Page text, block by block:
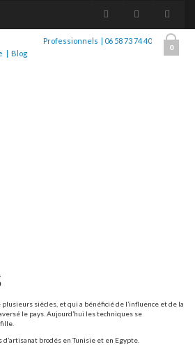
0
| Blog
Professionnels | 06 58 73 74 40
siècles, et qui a bénéficié de l’influence et de la
le pays. Aujourd’hui les techniques se
brodés en Tunisie et en Egypte.